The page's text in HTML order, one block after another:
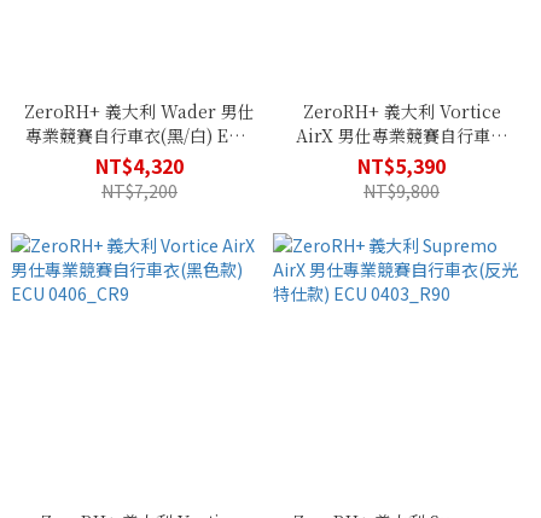
ZeroRH+ 義大利 Wader 男仕
專業競賽自行車衣(黑/白) ECU
0408_903
NT$4,320
NT$7,200
ZeroRH+ 義大利 Vortice
AirX 男仕專業競賽自行車衣
(黑/螢光黃) ECU 0406_R91
NT$5,390
NT$9,800